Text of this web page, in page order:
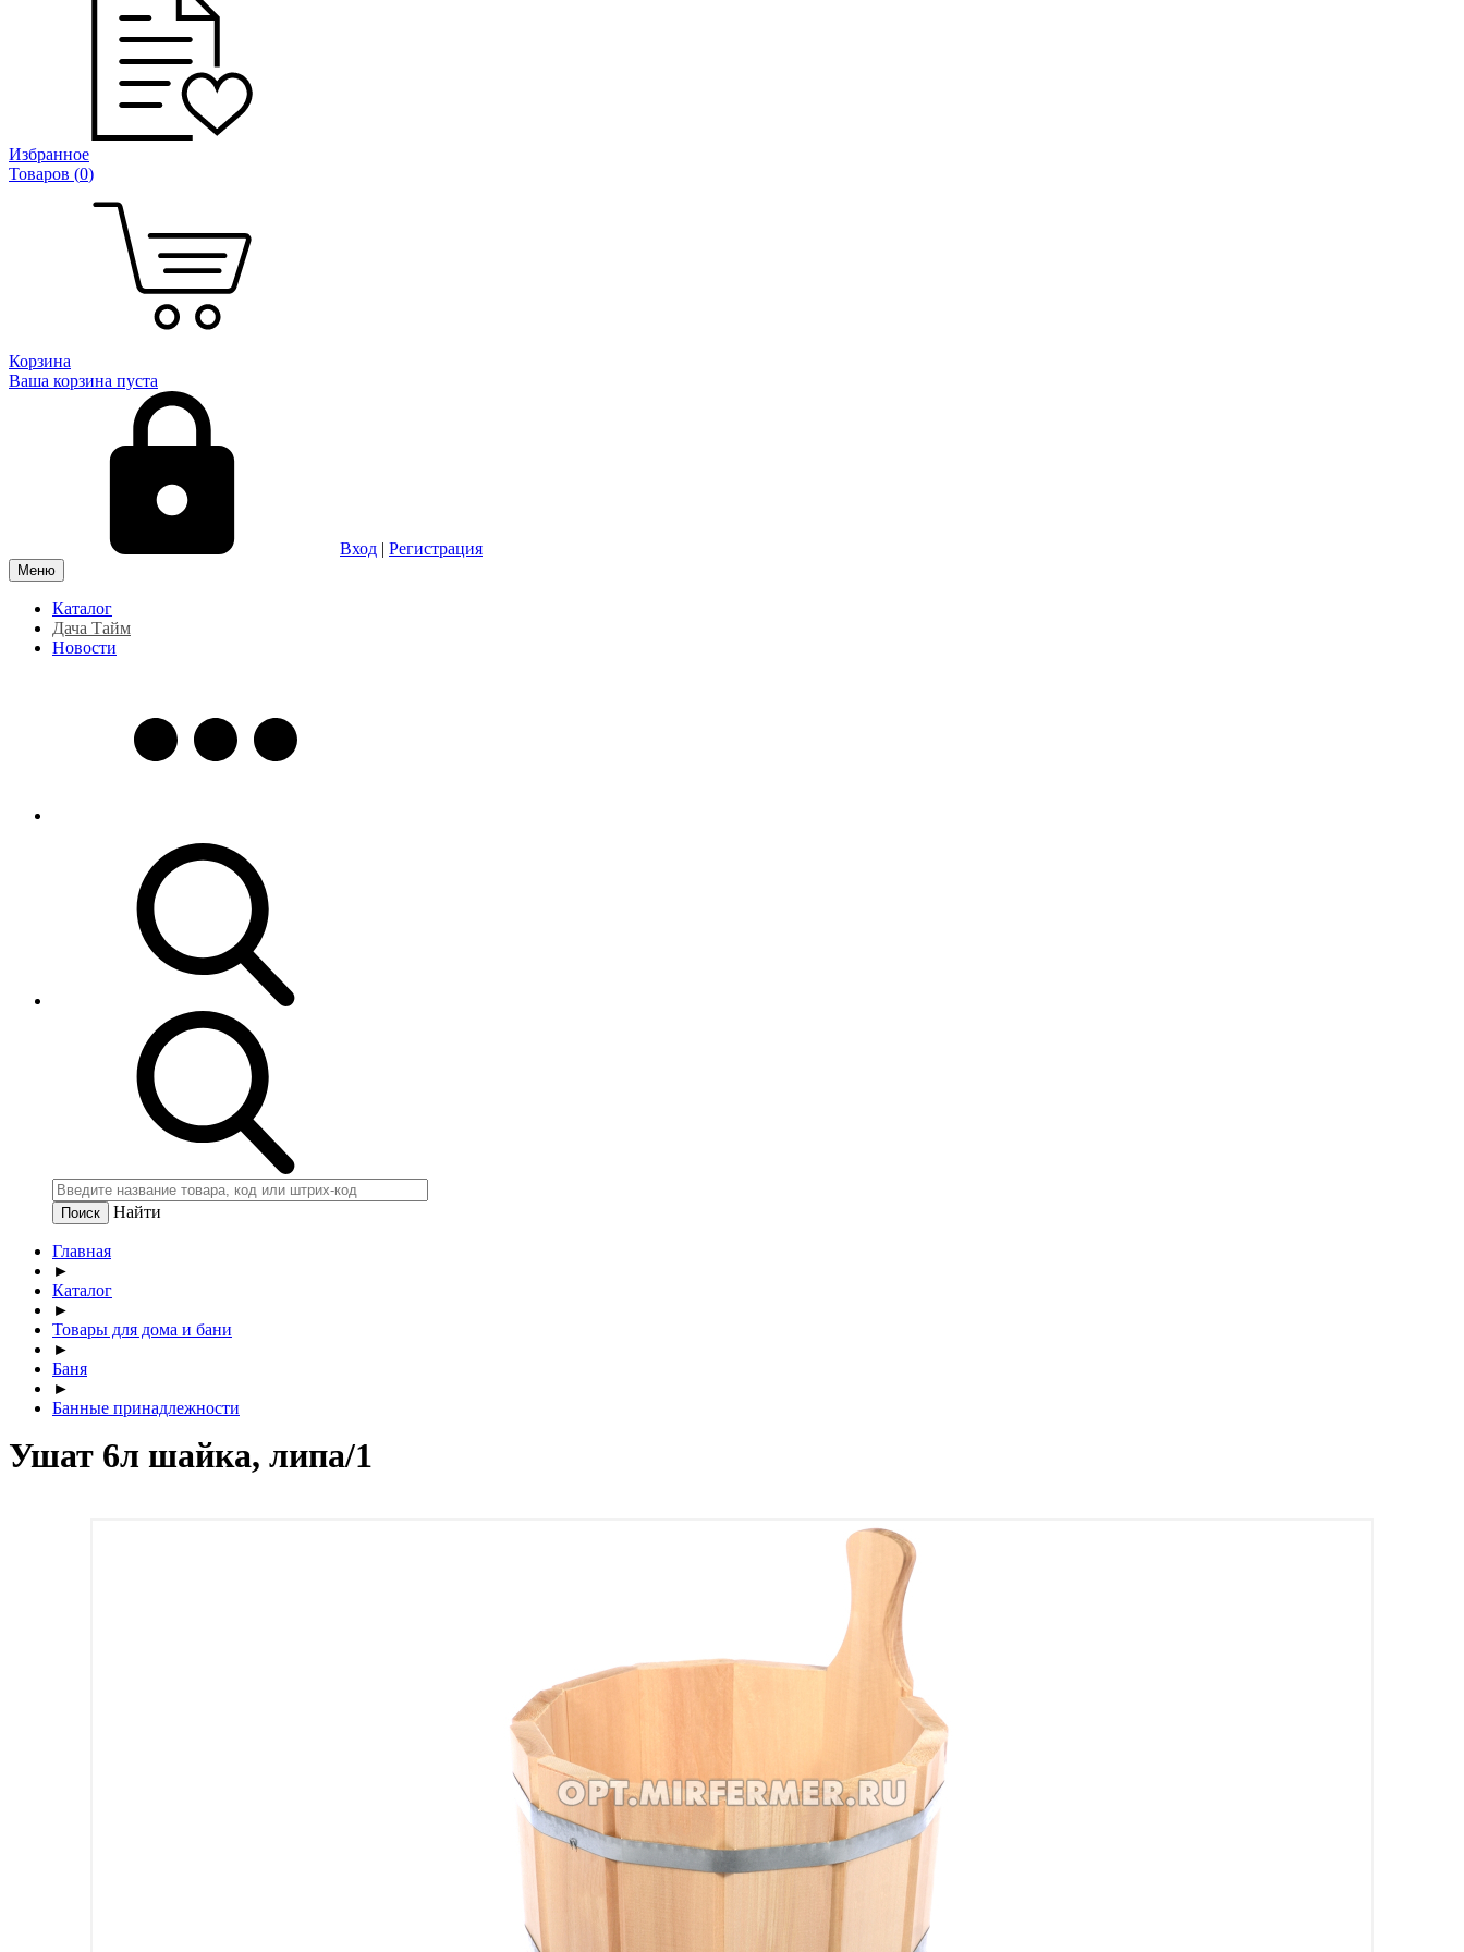
Избранное
Товаров (0)
Корзина
Ваша корзина пуста
Вход | Регистрация
Меню
Каталог
Дача Тайм
Новости
Найти
Главная
►
Каталог
►
Товары для дома и бани
►
Баня
►
Банные принадлежности
Ушат 6л шайка, липа/1